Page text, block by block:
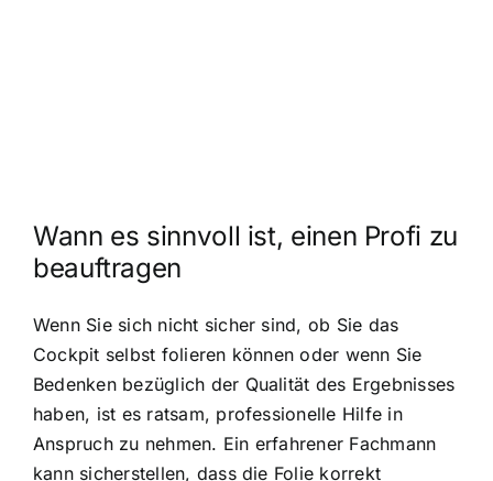
Wann es sinnvoll ist, einen Profi zu
beauftragen
Wenn Sie sich nicht sicher sind, ob Sie das
Cockpit selbst folieren können oder wenn Sie
Bedenken bezüglich der Qualität des Ergebnisses
haben, ist es ratsam, professionelle Hilfe in
Anspruch zu nehmen. Ein erfahrener Fachmann
kann sicherstellen, dass die Folie korrekt